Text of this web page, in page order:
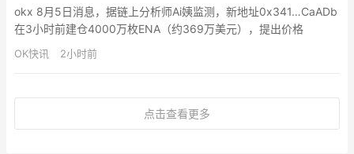
okx 8月5日消息，据链上分析师Ai姨监测，新地址0x341…CaADb
在3小时前建仓4000万枚ENA（约369万美元），提出价格
0.09269美元，随后质押进Ethena。ENA近一个月涨幅18.13%。
OK快讯 2小时前
点击查看更多